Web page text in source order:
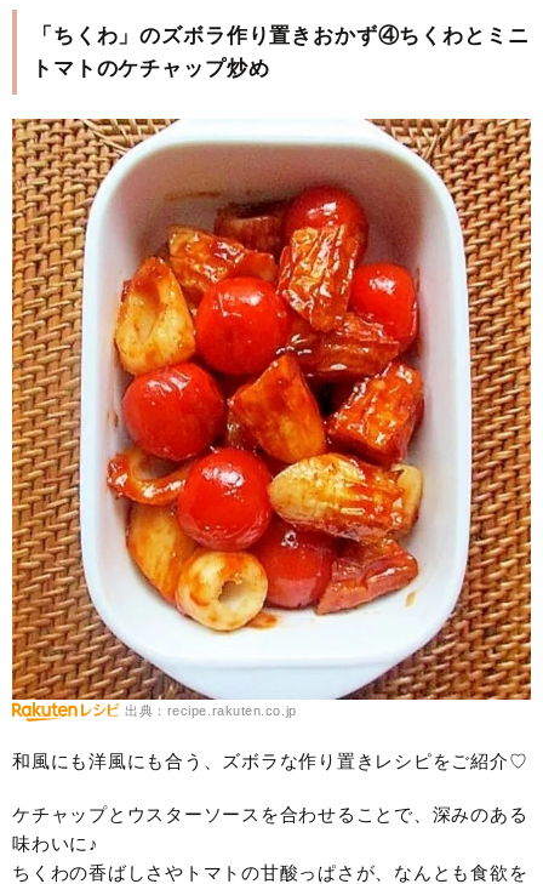
「ちくわ」のズボラ作り置きおかず④ちくわとミニ
トマトのケチャップ炒め
出典：recipe.rakuten.co.jp
和風にも洋風にも合う、ズボラな作り置きレシピをご紹介♡
ケチャップとウスターソースを合わせることで、深みのある
味わいに♪
ちくわの香ばしさやトマトの甘酸っぱさが、なんとも食欲を